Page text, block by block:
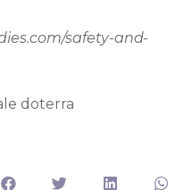
safety-and-
doterra